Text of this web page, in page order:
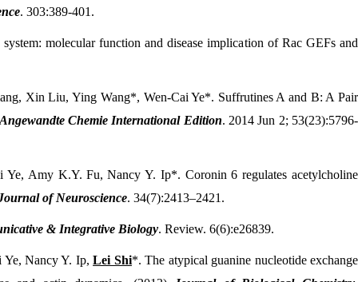
. 303:389-401.
molecular function and disease implication of Rac GEFs and
Xin Liu, Ying Wang*, Wen-Cai Ye*. Suffrutines A and B: A Pair
Chemie International Edition. 2014 Jun 2; 53(23):5796-
Ye, Amy K.Y. Fu, Nancy Y. Ip*. Coronin 6 regulates acetylcholine
of Neuroscience. 34(7):2413–2421.
& Integrative Biology. Review. 6(6):e26839.
Ye, Nancy Y. Ip,Lei Shi*. The atypical guanine nucleotide exchange